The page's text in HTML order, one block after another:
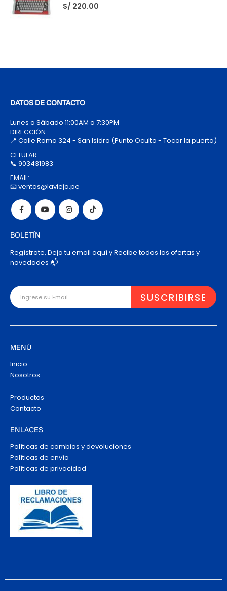
S/ 220.00
DATOS DE CONTACTO
Lunes a Sábado 11:00AM a 7:30PM
DIRECCIÓN:
📍 Calle Roma 324 - San Isidro (Punto Oculto - Tocar la puerta)
CELULAR:
📞 903431983
EMAIL:
📧 ventas@lavieja.pe
BOLETÍN
Regístrate, Deja tu email aquí y Recibe todas las ofertas y
novedades 📬
MENÚ
Inicio
Nosotros
Productos
Contacto
ENLACES
Políticas de cambios y devoluciones
Políticas de envío
Políticas de privacidad